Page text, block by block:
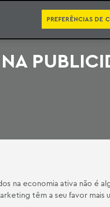
EBOOKS PODCASTS
na economia ativa não é
têm a seu favor mais
PREFERÊNCIAS DE